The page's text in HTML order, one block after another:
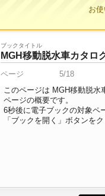
ブックタイトル
MGH移動脱水車カタロ
ページ
5/18
このページは MGH移動脱水
ページの概要です。
6秒後に電子ブックの対象ペ
「ブックを開く」ボタンを
お